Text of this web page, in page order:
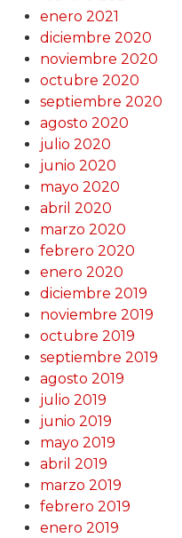
enero 2021
diciembre 2020
noviembre 2020
octubre 2020
septiembre 2020
agosto 2020
julio 2020
junio 2020
mayo 2020
abril 2020
marzo 2020
febrero 2020
enero 2020
diciembre 2019
noviembre 2019
octubre 2019
septiembre 2019
agosto 2019
julio 2019
junio 2019
mayo 2019
abril 2019
marzo 2019
febrero 2019
enero 2019